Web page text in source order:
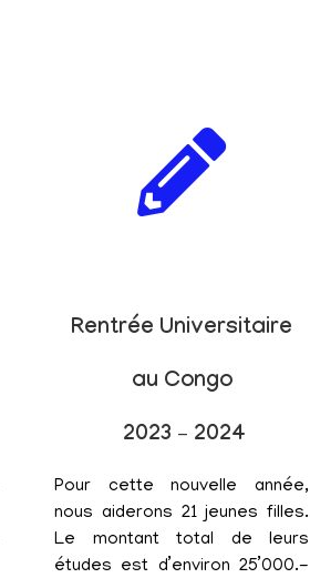
Rentrée Universitaire
au Congo
2023 – 2024
Pour cette nouvelle année,
nous aiderons 21 jeunes filles.
Le montant total de leurs
études est d’environ 25’000.-